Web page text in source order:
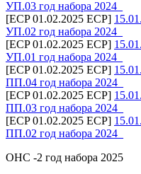
УП.03 год набора 2024_
[ECP 01.02.2025 ECP]
УП.02 год набора 2024_
[ECP 01.02.2025 ECP]
УП.01 год набора 2024_
[ECP 01.02.2025 ECP]
ПП.04 год набора 2024_
[ECP 01.02.2025 ECP]
ПП.03 год набора 2024_
[ECP 01.02.2025 ECP]
ПП.02 год набора 2024_
ОНС -2 год набора 2025